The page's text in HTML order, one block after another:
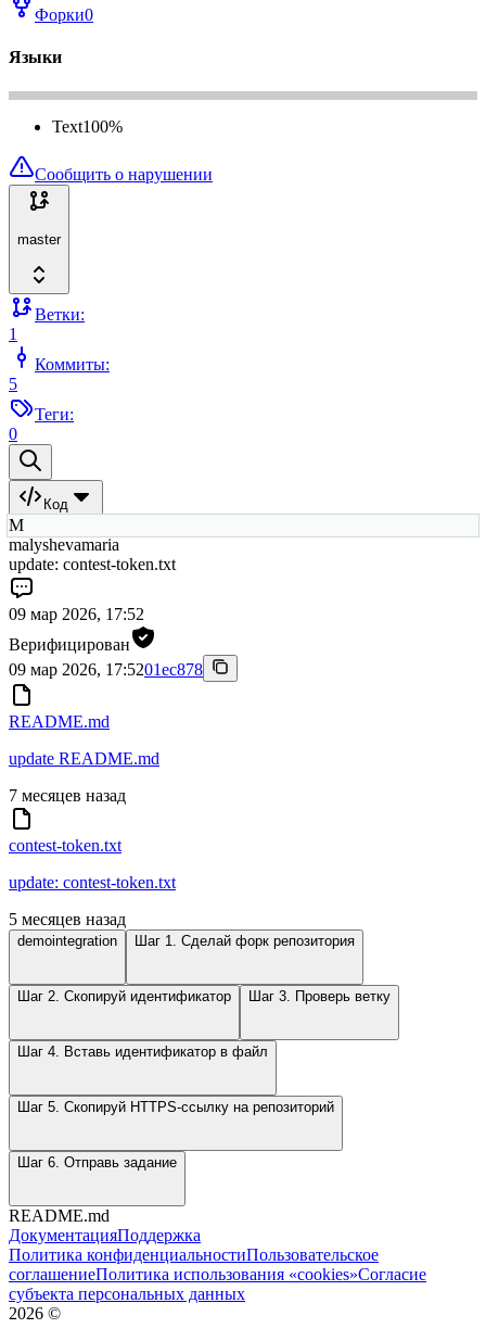
Форки0
Языки
Text100%
Сообщить о нарушении
master
Ветки:
1
Коммиты:
5
Теги:
0
Код
M
malyshevamaria
update: contest-token.txt
09 мар 2026, 17:52
Верифицирован
09 мар 2026, 17:5201ec878
README.md
update README.md
7 месяцев назад
contest-token.txt
update: contest-token.txt
5 месяцев назад
demointegration Шаг 1. Сделай форк репозитория
Шаг 2. Скопируй идентификатор Шаг 3. Проверь ветку
Шаг 4. Вставь идентификатор в файл
Шаг 5. Скопируй HTTPS-ссылку на репозиторий
Шаг 6. Отправь задание
README.md
ДокументацияПоддержка
Политика конфиденциальностиПользовательское
соглашениеПолитика использования «cookies»Согласие
субъекта персональных данных
2026 ©